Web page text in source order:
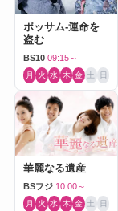
ポッサム-運命を
盗む
BS10 09:15～
月 火 水 木 金 土 日
華麗なる遺産
BSフジ 10:00～
月 火 水 木 金 土 日